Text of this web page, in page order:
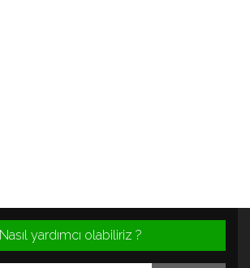
Nasıl yardımcı olabiliriz ?